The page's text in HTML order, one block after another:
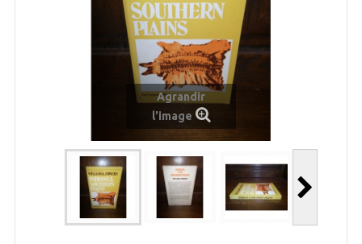
Agrandir
l'image